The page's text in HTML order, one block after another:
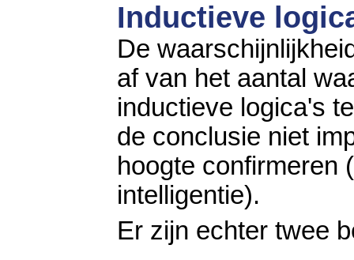
Inductieve
De
af van het aantal
inductieve logica's
de conclusie niet
hoogte confirmeren
intelligentie).
Er zijn echter twee